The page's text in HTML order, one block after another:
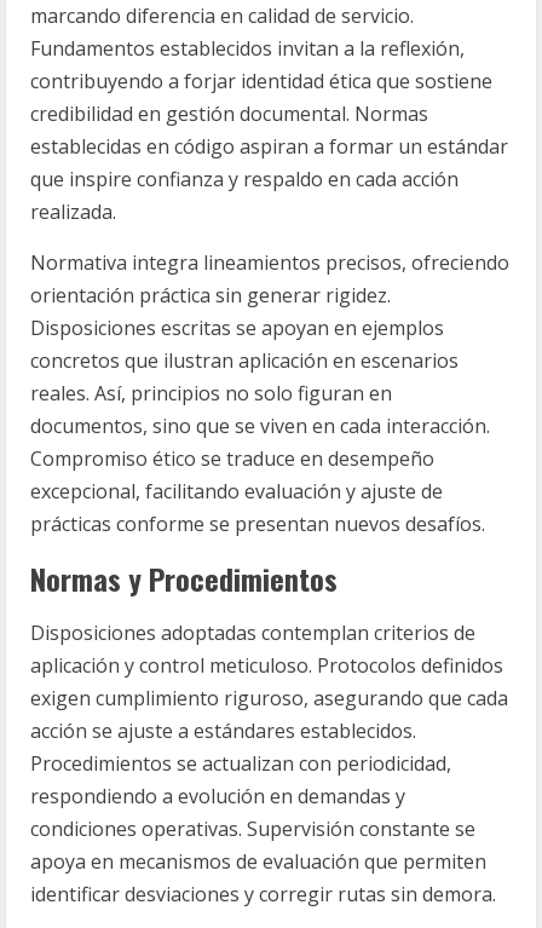
marcando diferencia en calidad de servicio.
Fundamentos establecidos invitan a la reflexión,
contribuyendo a forjar identidad ética que sostiene
credibilidad en gestión documental. Normas
establecidas en código aspiran a formar un estándar
que inspire confianza y respaldo en cada acción
realizada.
Normativa integra lineamientos precisos, ofreciendo
orientación práctica sin generar rigidez.
Disposiciones escritas se apoyan en ejemplos
concretos que ilustran aplicación en escenarios
reales. Así, principios no solo figuran en
documentos, sino que se viven en cada interacción.
Compromiso ético se traduce en desempeño
excepcional, facilitando evaluación y ajuste de
prácticas conforme se presentan nuevos desafíos.
Normas y Procedimientos
Disposiciones adoptadas contemplan criterios de
aplicación y control meticuloso. Protocolos definidos
exigen cumplimiento riguroso, asegurando que cada
acción se ajuste a estándares establecidos.
Procedimientos se actualizan con periodicidad,
respondiendo a evolución en demandas y
condiciones operativas. Supervisión constante se
apoya en mecanismos de evaluación que permiten
identificar desviaciones y corregir rutas sin demora.